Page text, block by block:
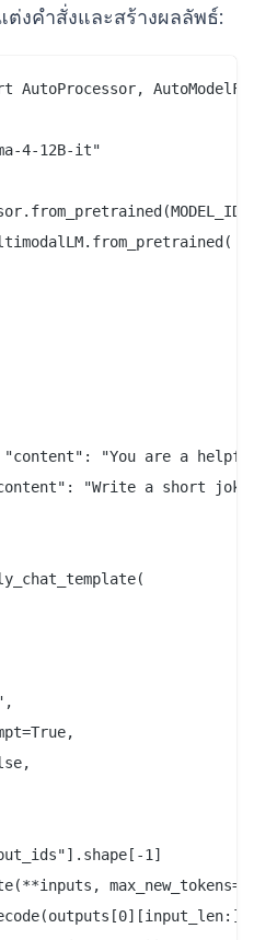
งคำสั่งและสร้างผลลัพธ์:
AutoProcessor,
4-12B-it"
"You are a
"Write a short
1]